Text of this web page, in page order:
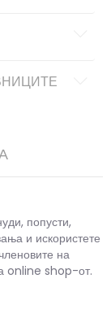
попусти,
и искористете
на
online shop-от.